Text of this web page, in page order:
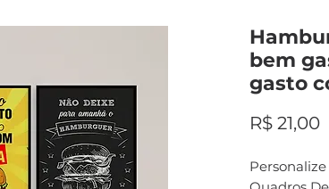
bem
gasto
R$ 21,00